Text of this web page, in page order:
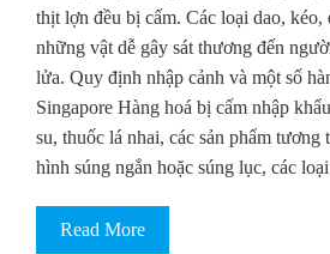
thịt lợn đều bị cấm. Các loại dao,
những vật dễ gây sát thương đến
lửa. Quy định nhập cảnh và một số
Singapore Hàng hoá bị cấm nhập
su, thuốc lá nhai, các sản phẩm tương
hình súng ngắn hoặc súng lục, các
Read More